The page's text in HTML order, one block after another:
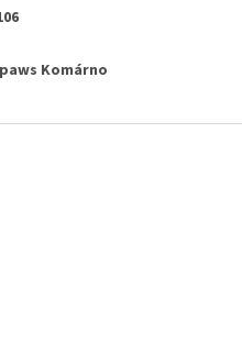
Komárno